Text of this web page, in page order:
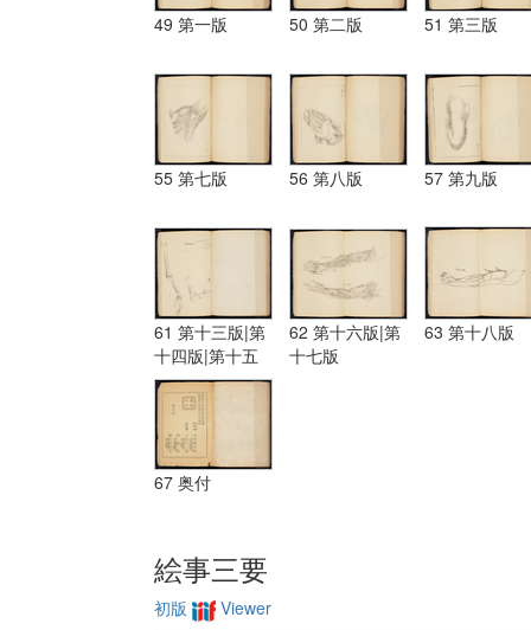
49 第一版 50 第二版 51 第三版
55 第七版 56 第八版 57 第九版
61 第十三版|第
十四版|第十五
版
62 第十六版|第
十七版
63 第十八版
67 奥付
絵事三要
初版 Viewer